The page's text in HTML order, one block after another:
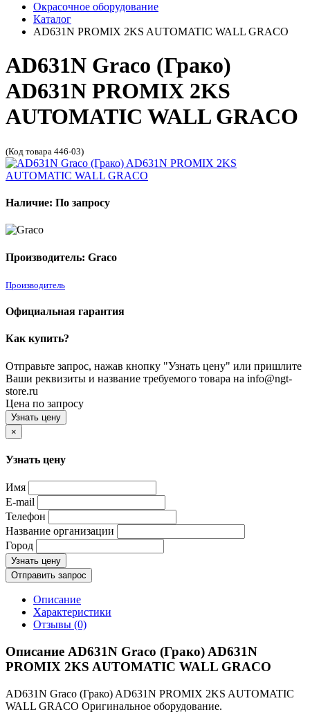
Окрасочное оборудование
Каталог
AD631N PROMIX 2KS AUTOMATIC WALL GRACO
AD631N Graco (Грако)
AD631N PROMIX 2KS
AUTOMATIC WALL GRACO
(Код товара 446-03)
Наличие: По запросу
Производитель: Graco
Производитель
Официальная гарантия
Как купить?
Отправьте запрос, нажав кнопку "Узнать цену" или пришлите
Ваши реквизиты и название требуемого товара на info@ngt-
store.ru
Цена по запросу
Узнать цену
×
Узнать цену
Имя
E-mail
Телефон
Название организации
Город
Узнать цену
Отправить запрос
Описание
Характеристики
Отзывы (0)
Описание AD631N Graco (Грако) AD631N
PROMIX 2KS AUTOMATIC WALL GRACO
AD631N Graco (Грако) AD631N PROMIX 2KS AUTOMATIC
WALL GRACO Оригинальное оборудование.